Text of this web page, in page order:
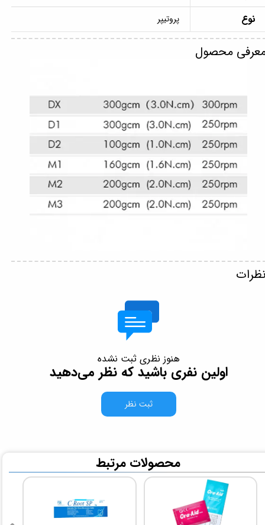
نوع پروتیپر
محصول
هنوز نظری ثبت نشده
اولین نفری باشید که نظر می‌دهید
ثبت نظر
​محصولات مرتبط